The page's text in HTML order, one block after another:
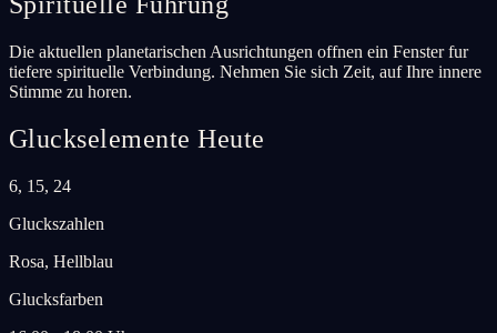
Die aktuellen planetarischen Ausrichtungen offnen ein Fenster fur
tiefere spirituelle Verbindung. Nehmen Sie sich Zeit, auf Ihre innere
Stimme zu horen.
Gluckselemente Heute
6, 15, 24
Gluckszahlen
Rosa, Hellblau
Glucksfarben